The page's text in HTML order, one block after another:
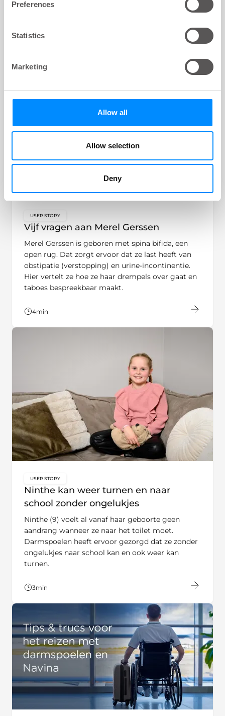
Preferences
Statistics
Marketing
Allow all
Allow selection
Deny
overwonnen, kreeg hij daar ongewenst
Vijf vragen aan Merel Gerssen
key:global.content-type:
USER STORY
Merel Gerssen is geboren met spina bifida, een
open rug. Dat zorgt ervoor dat ze last heeft van
obstipatie (verstopping) en urine-incontinentie.
Hier vertelt ze hoe ze haar drempels over gaat en
taboes bespreekbaar maakt.
4min
Ninthe kan weer turnen en naar
school zonder ongelukjes
key:global.content-type:
USER STORY
Ninthe (9) voelt al vanaf haar geboorte geen
aandrang wanneer ze naar het toilet moet.
Darmspoelen heeft ervoor gezorgd dat ze zonder
ongelukjes naar school kan en ook weer kan
turnen.
3min